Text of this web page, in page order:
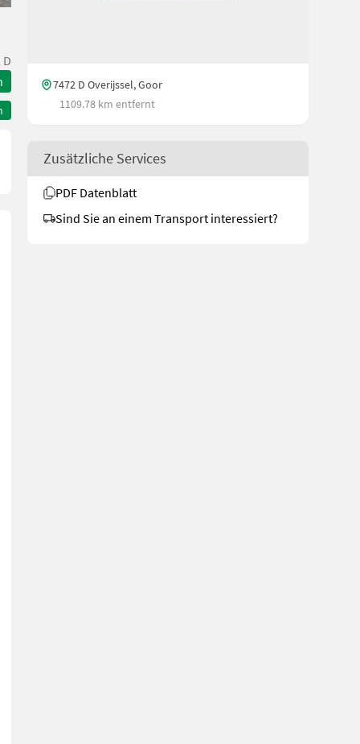
7472 D Overijssel, Goor
1109.78 km entfernt
Zusätzliche Services
PDF Datenblatt
Sind Sie an einem Transport interessiert?